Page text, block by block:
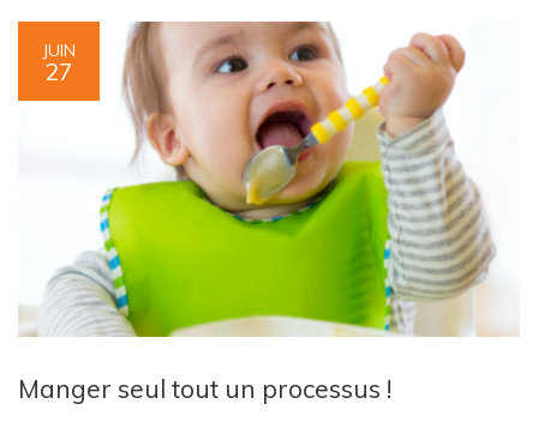
JUIN
27
Manger seul tout un processus !